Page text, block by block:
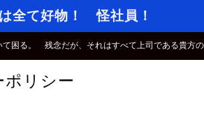
全て好物！ 怪社員！
て困る。 残念だが、それはすべて上司である貴方
ポリシー